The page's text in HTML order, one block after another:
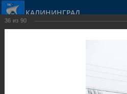
КАЛИНИНГРАД
36 из 90